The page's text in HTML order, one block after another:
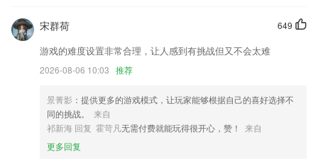
新增TV直播：让你了解更多专业葡萄酒。
增加隐私安全
增加素材
优化阅读界面，新增全文下载打赏分享等入口。
联系我们
以上就是254俄罗斯游戏方站的介绍，如果您喜欢这款软件，您可以到应
用商店进行打分评论，说出您的使用经历，以帮助我们更好的对产品进行
649
宋群荷
游戏的难度设置非常合理，让人感到有挑战但又不会太难
2026-08-06 10:03 推荐
景菁影 ：提供更多的游戏模式，让玩家能够根据自己的喜好选择不
同的挑战。
来自
祁新海 回复 霍苛凡无需付费就能玩得很开心，赞！
来自
更多回复